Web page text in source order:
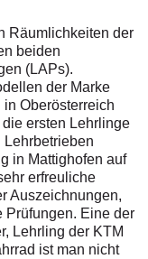
Räumlichkeiten der
beiden
(LAPs).
der Marke
Oberösterreich
ersten Lehrlinge
Lehrbetrieben
in Mattighofen auf
erfreuliche
Auszeichnungen,
Prüfungen. Eine der
Lehrling der KTM
ist man nicht